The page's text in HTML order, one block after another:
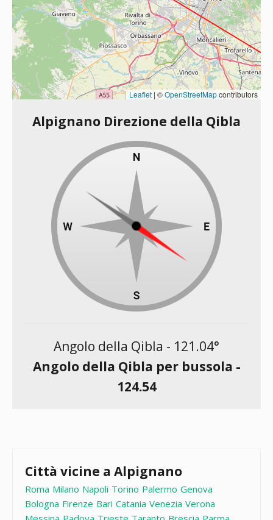
Leaflet | ©OpenStreetMapcontributors
Alpignano Direzione della Qibla
Angolo della Qibla - 121.04°
Angolo della Qibla per bussola -
124.54
Città vicine a Alpignano
Roma Milano Napoli Torino Palermo Genova
Bologna Firenze Bari Catania Venezia Verona